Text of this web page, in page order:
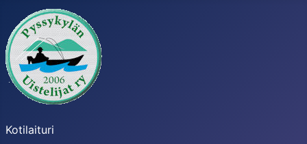
Kotilaituri